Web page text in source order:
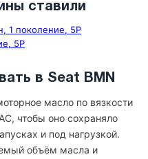
ставили
1 поколение, 5P
5P
в Seat BMN
масло по вязкости
чтобы оно сохраняло
и под нагрузкой.
объём масла и